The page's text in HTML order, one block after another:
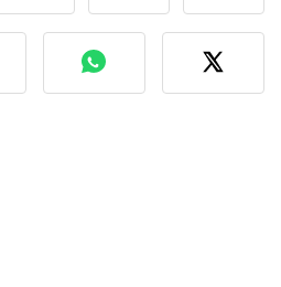
foto de esta